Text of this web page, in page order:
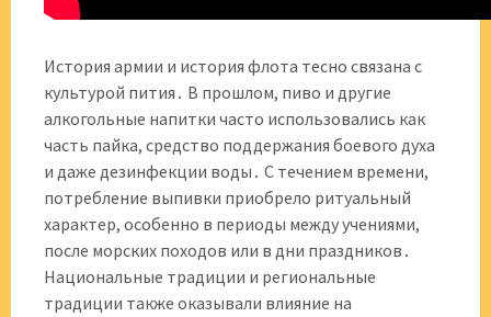
История армии и история флота тесно связана с
культурой пития․ В прошлом, пиво и другие
алкогольные напитки часто использовались как
часть пайка, средство поддержания боевого духа
и даже дезинфекции воды․ С течением времени,
потребление выпивки приобрело ритуальный
характер, особенно в периоды между учениями,
после морских походов или в дни праздников․
Национальные традиции и региональные
традиции также оказывали влияние на